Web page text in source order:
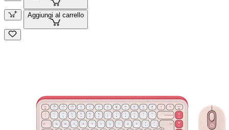
Aggiungi al carrello